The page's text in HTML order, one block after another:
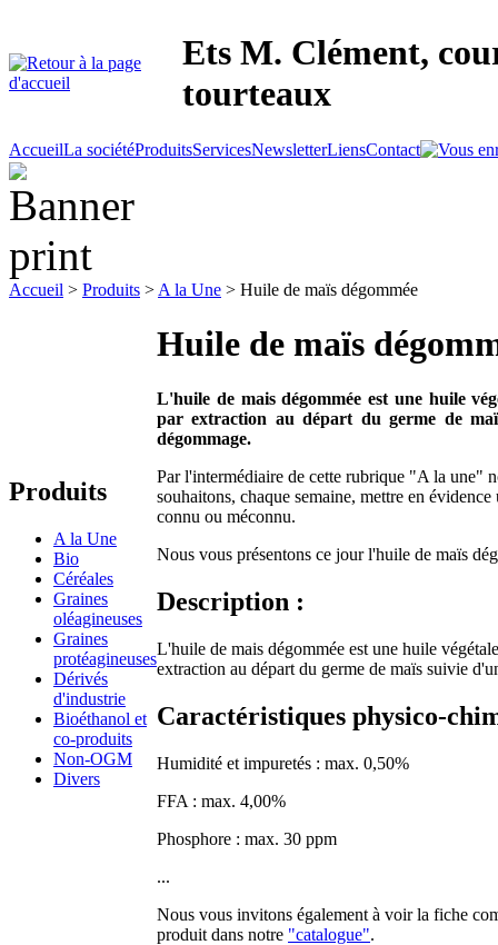
Ets M. Clément,
tourteaux
AccueilLa sociétéProduitsServicesNewsletterLiensContact
Accueil > Produits > A la Une > Huile de maïs dégommée
Produits
A la Une
Bio
Céréales
Graines
oléagineuses
Graines
protéagineuses
Dérivés
d'industrie
Bioéthanol et
co-produits
Non-OGM
Divers
Huile de maïs
L'huile de mais dégommée est une huile
par extraction au départ du germe de
dégommage.
Par l'intermédiaire de cette rubrique "A la une"
souhaitons, chaque semaine, mettre en
connu ou méconnu.
Nous vous présentons ce jour l'huile de maïs
Description :
L'huile de mais dégommée est une huile
extraction au départ du germe de maïs suivie
Caractéristiques physico-
Humidité et impuretés : max. 0,50%
FFA : max. 4,00%
Phosphore : max. 30 ppm
...
Nous vous invitons également à voir la fiche
produit dans notre "catalogue".